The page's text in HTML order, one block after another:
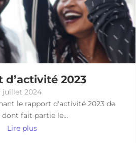
d’activité 2023
juillet 2024
le rapport d'activité 2023 de
fait partie le...
Lire plus